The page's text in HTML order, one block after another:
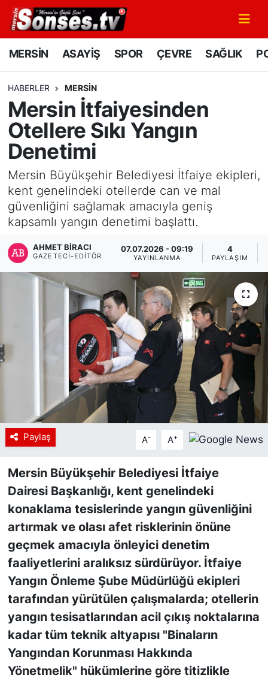
MERSİN ASAYİŞ SPOR ÇEVRE SAĞLIK
HABERLER MERSİN
Mersin İtfaiyesinden
Otellere Sıkı Yangın
Denetimi
Mersin Büyükşehir Belediyesi İtfaiye ekipleri,
kent genelindeki otellerde can ve mal
güvenliğini sağlamak amacıyla geniş
kapsamlı yangın denetimi başlattı.
AHMET BIRACI
GAZETECI-EDITÖR
07.07.2026 - 09:19
YAYINLANMA
4
PAYLAŞIM
Paylaş A- A+
Mersin Büyükşehir Belediyesi İtfaiye
Dairesi Başkanlığı, kent genelindeki
konaklama tesislerinde yangın güvenliğini
artırmak ve olası afet risklerinin önüne
geçmek amacıyla önleyici denetim
faaliyetlerini aralıksız sürdürüyor. İtfaiye
Yangın Önleme Şube Müdürlüğü ekipleri
tarafından yürütülen çalışmalarda; otellerin
yangın tesisatlarından acil çıkış noktalarına
kadar tüm teknik altyapısı "Binaların
Yangından Korunması Hakkında
Yönetmelik" hükümlerine göre titizlikle
MERSİN
SPOR
GÜNÜN MANŞETİ
DÜNYA
KÜLTÜR - SANAT
MAGAZİN
SAĞLIK
Siyaset
YEREL HABER
Haberde insan
Tanıtım
Mersin Nöbetçi Eczaneler
Mersin Namaz Vakitleri
Mersin Trafik Yoğunluk Haritası
Süper Lig Puan Durumu ve Fikstür
Tüm Manşetler
Son Dakika Haberleri
Haber Arşivi